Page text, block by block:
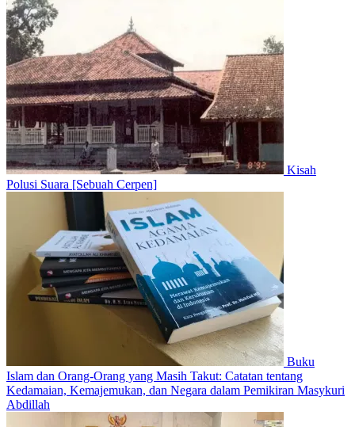
Kisah
Polusi Suara [Sebuah Cerpen]
Buku
Islam dan Orang-Orang yang Masih Takut: Catatan tentang
Kedamaian, Kemajemukan, dan Negara dalam Pemikiran Masykuri
Abdillah